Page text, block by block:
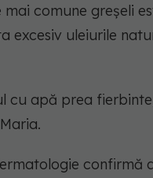
mai comune greșeli
excesiv uleiurile
cu apă prea
confirmă